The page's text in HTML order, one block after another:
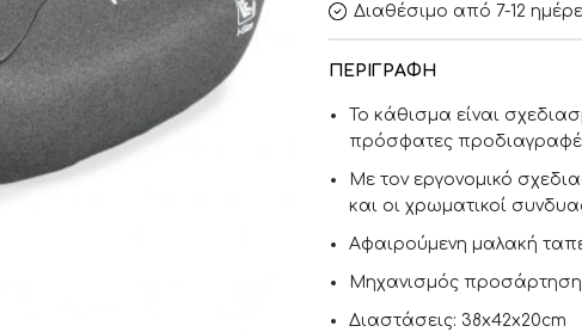
Διαθέσιμο από 7-12
ΠΕΡΙΓΡΑΦΉ
Το κάθισμα είναι
πρόσφατες
Με τον εργονομικό
και οι χρωματικοί
Αφαιρούμενη μαλακή
Μηχανισμός
Διαστάσεις: 38x42x20cm